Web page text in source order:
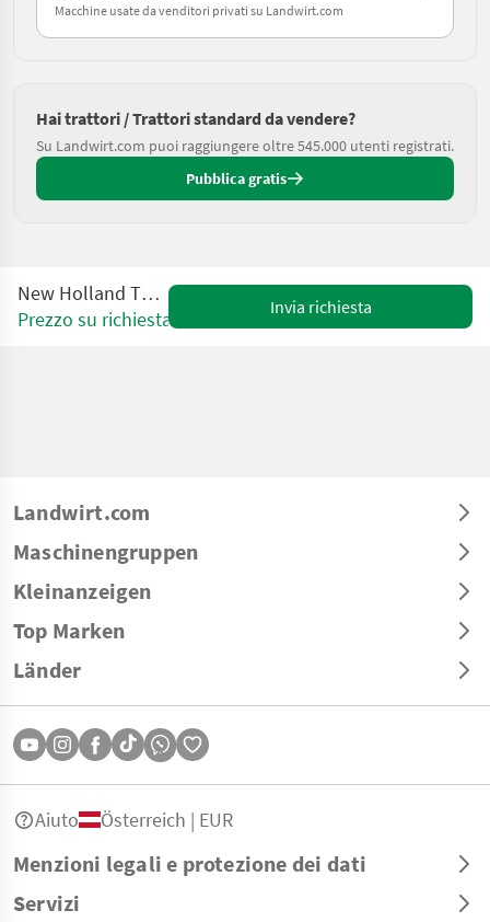
Macchine usate da venditori privati su Landwirt.com
Hai trattori / Trattori standard da vendere?
Su Landwirt.com puoi raggiungere oltre 545.000 utenti registrati.
Pubblica gratis
New Holland T4.75S Stage V
Prezzo su richiesta
Invia richiesta
Landwirt.com
Maschinengruppen
Kleinanzeigen
Top Marken
Länder
Menzioni legali e protezione dei dati
Servizi
Aiuto Österreich | EUR